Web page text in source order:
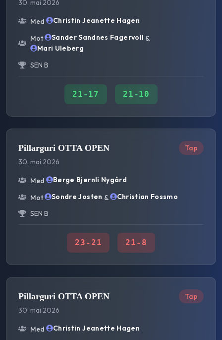
30. mai 2026
Med
Christin Jeanette Hagen
Mot
Sander Sandnes Fagervoll &
Mari Uleberg
SEN B
21 -17 21 -10
Pillarguri OTTA OPEN
30. mai 2026
Tap
Med
Børge Bjørnli Nygård
Mot
Sondre Josten &
Christian Fossmo
SEN B
23 - 21 21 - 8
Pillarguri OTTA OPEN
30. mai 2026
Tap
Med
Christin Jeanette Hagen